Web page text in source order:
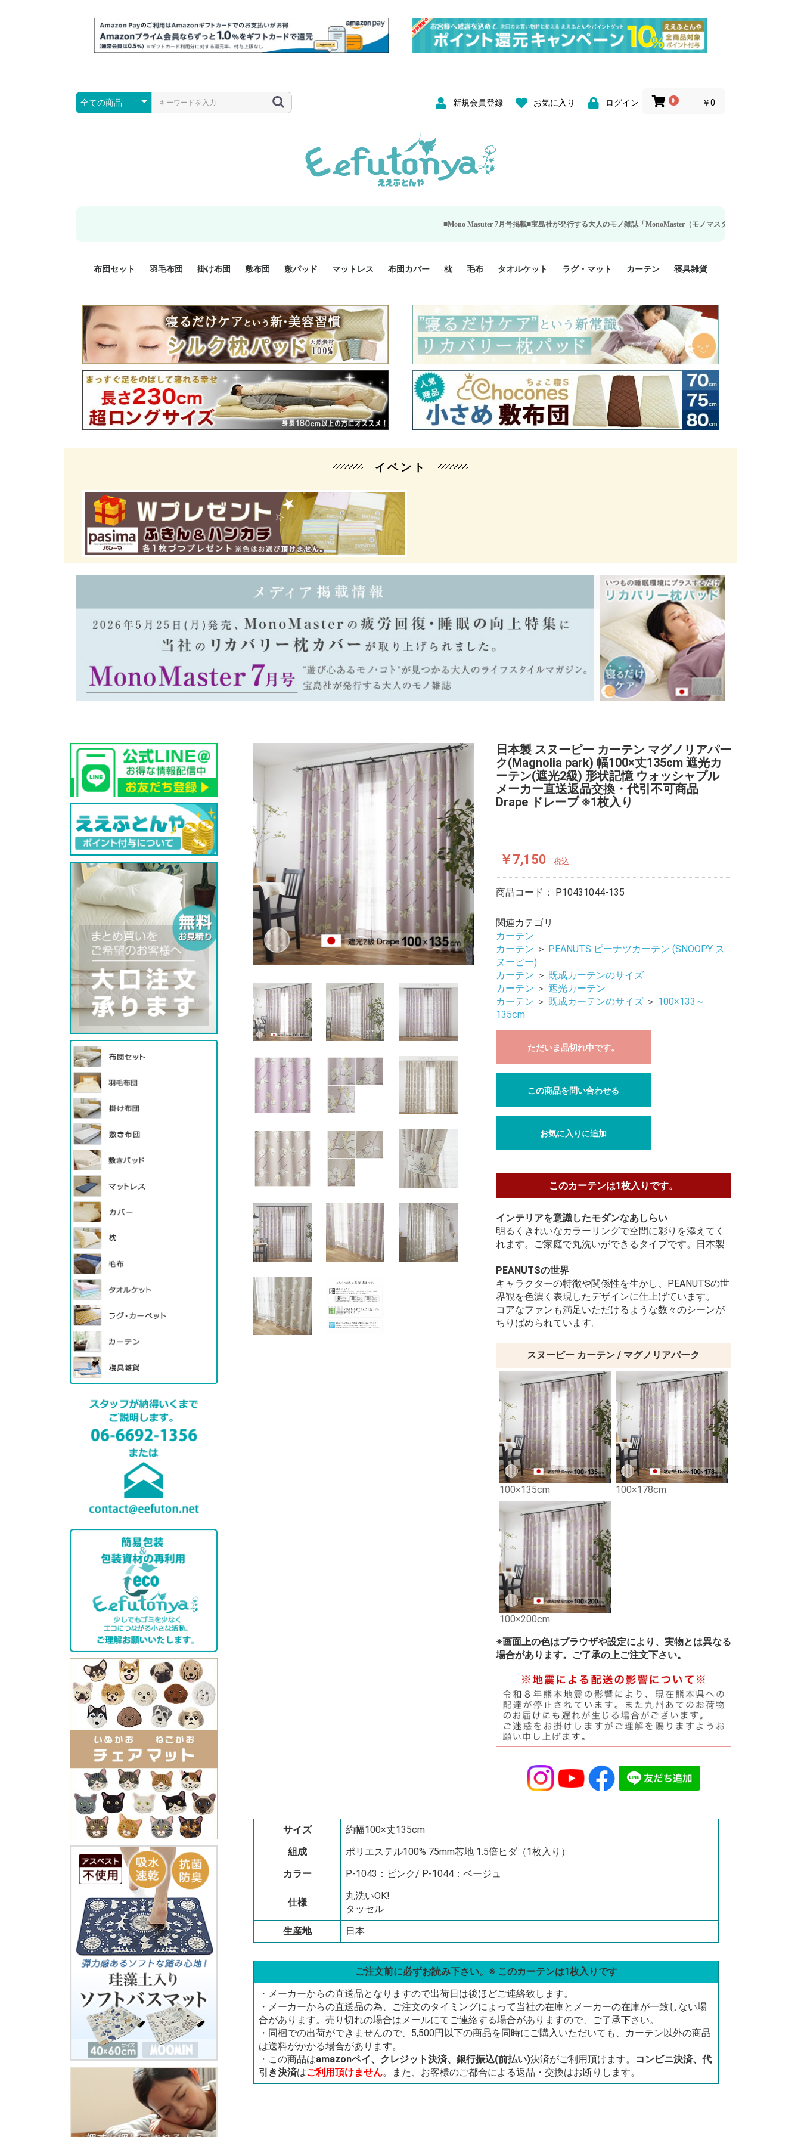
新規会員登録 お気に入り ログイン 0 ￥0
■Mono Masuter 7月号掲載■宝島社が発行する大人のモノ雑誌「MonoMaster（モノマスター）」の疲労回復・睡眠の向上特集に
布団セット
羽毛布団セット 2点セット
3点セット
4点セット
5点セット
6点セット
エクセルゴールド
ロイヤルゴールド
マザーダックダウン
小さい布団セット
大きい布団セット
掛け布団セット 2点セット
3点セット
4点セット
6点セット
敷布団セット 2点セット
3点セット
羽毛布団
プレミアムゴールド
ロイヤルゴールド
エクセルゴールド
ニューゴールド
マザーダックダウン
マザーグースダウン
スーパーロングサイズ
洗える羽毛布団
肌掛け布団
掛け布団
防ダニ掛け布団
洗える掛け布団
小さい掛け布団
大きい掛け布団
肌掛け布団
敷布団
防ダニ敷布団
小さい敷布団 70cm幅 ミニシングル
75cm幅 ショートセミシ
ングル
80cm幅 セミシングル
大きい敷布団
機能性敷布団
敷パッド
シングルサイズ敷パッド
小さい敷パッド
大きい敷パッド
シルク敷パッド
枕パッド
シルク枕パッド
除湿シート
接触冷感パッド
暖かパッド
ガーゼケット
オーガニックコットン
ベッドパッド
パッドセット
マットレス 布団カバー
掛け布団カバー ジュニア 掛け布団カバー
シングル 掛け布団カバー
シングルロング 掛け布団
カバー
セミダブル 掛け布団カバ
ー
ダブル 掛け布団カバー
ダブルロング 掛け布団カ
バー
クィーン 掛け布団カバー
暖か 掛け布団カバー
敷布団カバー ジュニア 敷布団カバー
セミシングル 敷布団カバ
ー
シングル 敷布団カバー
シングルロング 敷布団カ
バー
ダブル 敷布団カバー
枕カバー 35x50cm 枕カバー
43x63cm 枕カバー
50x70cm 枕カバー
シルク 枕カバー
BOXシーツ シングル BOXシーツ
シングルロング BOXシー
ツ
セミダブル BOXシーツ
ダブル BOXシーツ
スーパーロング BOXシー
ツ
防ダニカバー
クッションカバー
オーガニックコットン
カバーセット カバー2点セット
カバー3点セット
枕
小さめ 35×50cm
やや小さめ 35×55cm
普通 43×63cm
大きめ 50×70cm
パイプ枕
高反発枕
低反発枕
機能性枕・その他枕
毛布 タオルケット
ハーフサイズ
シングルサイズ
セミダブルサイズ
ダブルサイズ
接触冷感
天然素材 綿100%
ラグ・マット カーテン
既成カーテンのサイズ
遮光カーテン
レース・シアーカーテン
Disney ディズニーカーテ
ン
MOOMIN ムーミンカーテ
ン
PEANUTS ピーナツカー
テン (SNOOPY スヌーピ
ー)
寝具雑貨
美容・化粧品
シルク寝具・雑貨
HURONテクノロジー リ
カバリー寝具
ソファカバー
ひざ掛け
パジャマ
クッション
玄関・フロアーマット
ペット用ベッド
インテリア
その他寝具雑貨
イベント
日本製 スヌーピー カーテン マグノリアパー
ク(Magnolia park) 幅100×丈135cm 遮光カ
ーテン(遮光2級) 形状記憶 ウォッシャブル
メーカー直送返品交換・代引不可商品
Drape ドレープ ※1枚入り
￥7,150 税込
商品コード： P10431044-135
関連カテゴリ
カーテン
カーテン ＞ PEANUTS ピーナツカーテン (SNOOPY ス
ヌーピー)
カーテン ＞ 既成カーテンのサイズ
カーテン ＞ 遮光カーテン
カーテン ＞ 既成カーテンのサイズ ＞ 100×133～
135cm
ただいま品切れ中です。
この商品を問い合わせる
お気に入りに追加
このカーテンは1枚入りです。
インテリアを意識したモダンなあしらい
明るくきれいなカラーリングで空間に彩りを添えてく
れます。ご家庭で丸洗いができるタイプです。日本製
PEANUTSの世界
キャラクターの特徴や関係性を生かし、PEANUTSの世
界観を色濃く表現したデザインに仕上げています。
コアなファンも満足いただけるような数々のシーンが
ちりばめられています。
スヌーピー カーテン / マグノリアパーク
100×135cm 100×178cm
100×200cm
※画面上の色はブラウザや設定により、実物とは異なる
場合があります。ご了承の上ご注文下さい。
サイズ
約幅100×丈135cm
組成
ポリエステル100% 75mm芯地 1.5倍ヒダ（1枚入り）
カラー
P-1043：ピンク/ P-1044：ベージュ
仕様
丸洗いOK!
タッセル
生産地
日本
ご注文前に必ずお読み下さい。※ このカーテンは1枚入りです
・メーカーからの直送品となりますので出荷日は後ほどご連絡致します。
・メーカーからの直送品の為、ご注文のタイミングによって当社の在庫とメーカーの在庫が一致しない場
合があります。売り切れの場合はメールにてご連絡する場合がありますので、ご了承下さい。
・同梱での出荷ができませんので、5,500円以下の商品を同時にご購入いただいても、カーテン以外の商品
は送料がかかる場合があります。
・この商品はamazonペイ、クレジット決済、銀行振込(前払い)決済がご利用頂けます。
コンビニ決済、代
引き決済はご利用頂けません。また、お客様のご都合による返品・交換はお断りします。